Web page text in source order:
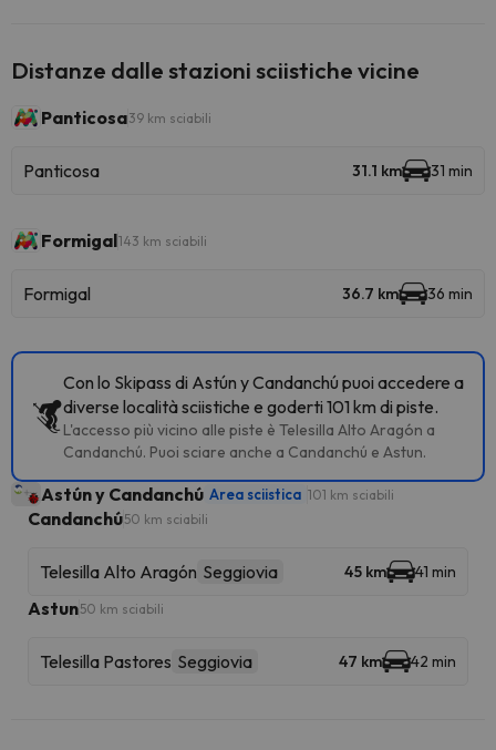
Distanze dalle stazioni sciistiche vicine
Panticosa39 km sciabili
Panticosa 31.1 km 31 min
Formigal143 km sciabili
Formigal 36.7 km 36 min
Con lo Skipass di Astún y Candanchú puoi accedere a
diverse località sciistiche e goderti 101 km di piste.
L'accesso più vicino alle piste è Telesilla Alto Aragón a
Candanchú. Puoi sciare anche a Candanchú e Astun.
Astún y Candanchú Area sciistica 101 km sciabili
Candanchú50 km sciabili
Telesilla Alto Aragón Seggiovia 45 km 41 min
Astun50 km sciabili
Telesilla Pastores Seggiovia 47 km 42 min